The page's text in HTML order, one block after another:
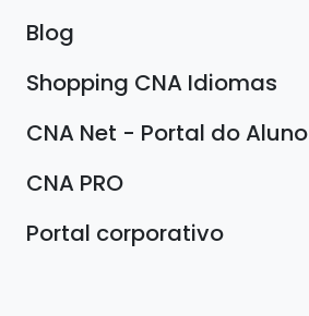
Blog
Shopping CNA Idiomas
CNA Net - Portal do Aluno
CNA PRO
Portal corporativo